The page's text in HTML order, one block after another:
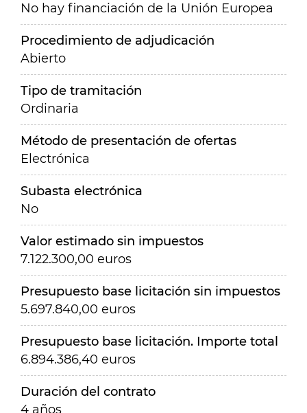
No hay financiación de la Unión Europea
Procedimiento de adjudicación
Abierto
Tipo de tramitación
Ordinaria
Método de presentación de ofertas
Electrónica
Subasta electrónica
No
Valor estimado sin impuestos
7.122.300,00 euros
Presupuesto base licitación sin impuestos
5.697.840,00 euros
Presupuesto base licitación. Importe total
6.894.386,40 euros
Duración del contrato
4 años